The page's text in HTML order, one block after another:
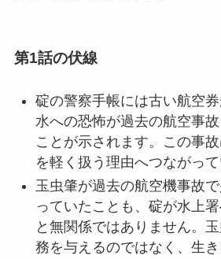
第1話の伏線
碇の警察手帳には古い航空券
水への恐怖が過去の航空事
ことが示されます。この事
を軽く扱う理由へつながって
玉虫肇が過去の航空機事故
っていたことも、碇が水上
と無関係ではありません。
務を与えるのではなく、生